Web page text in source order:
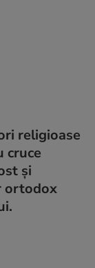
religioase
cruce
și
ortodox